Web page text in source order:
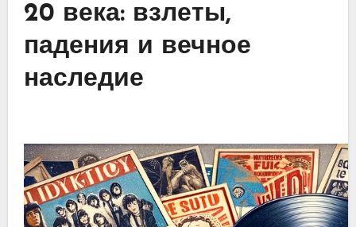
20 века: взлеты,
падения и вечное
наследие